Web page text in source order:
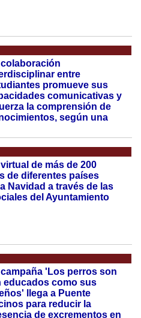
colaboración
entre
promueve sus
comunicativas y
la comprensión de
según una
de más de 200
de diferentes países
Navidad a través de las
del Ayuntamiento
campaña 'Los perros son
educados como sus
llega a Puente
para reducir la
de excrementos en